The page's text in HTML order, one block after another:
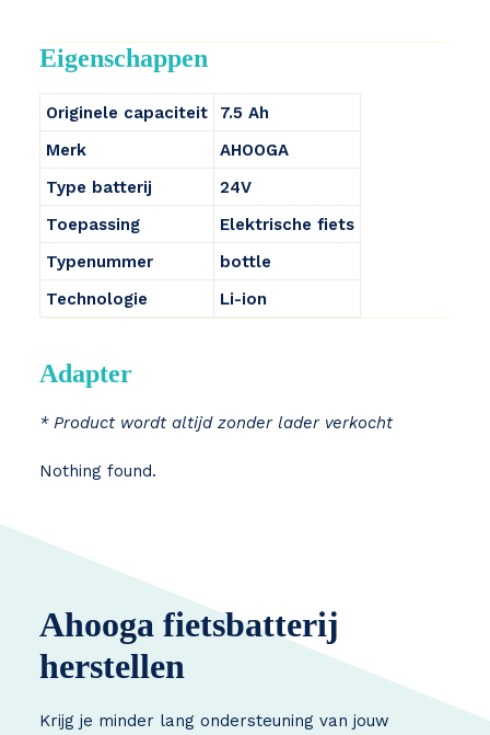
Eigenschappen
Originele capaciteit
7.5 Ah
Merk
AHOOGA
Type batterij
24V
Toepassing
Elektrische fiets
Typenummer
bottle
Technologie
Li-ion
Adapter
* Product wordt altijd zonder lader verkocht
Nothing found.
Ahooga fietsbatterij
herstellen
Krijg je minder lang ondersteuning van jouw